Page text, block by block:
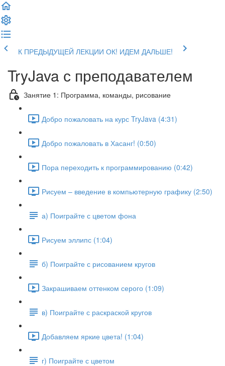
К ПРЕДЫДУЩЕЙ ЛЕКЦИИ ОК! ИДЕМ ДАЛЬШЕ!
TryJava с преподавателем
Занятие 1: Программа, команды, рисование
Добро пожаловать на курс TryJava (4:31)
Добро пожаловать в Хасанг! (0:50)
Пора переходить к программированию (0:42)
Рисуем – введение в компьютерную графику (2:50)
а) Поиграйте с цветом фона
Рисуем эллипс (1:04)
б) Поиграйте с рисованием кругов
Закрашиваем оттенком серого (1:09)
в) Поиграйте с раскраской кругов
Добавляем яркие цвета! (1:04)
г) Поиграйте с цветом